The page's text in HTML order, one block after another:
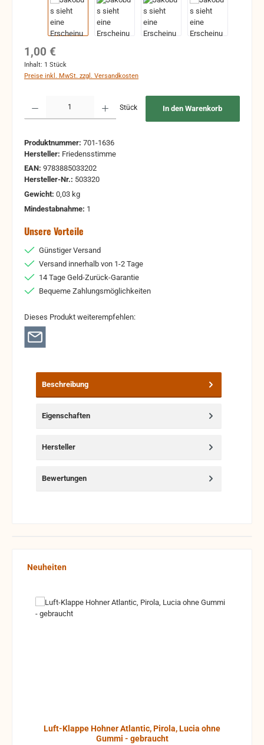
Regulärer Preis:
1,00 €
Inhalt: 1 Stück
Preise inkl. MwSt. zzgl. Versandkosten
Stück In den Warenkorb
Produktnummer: 701-1636
Hersteller: Friedensstimme
EAN: 9783885033202
Hersteller-Nr.: 503320
Gewicht: 0,03 kg
Mindestabnahme: 1
Unsere Vorteile
Günstiger Versand
Versand innerhalb von 1-2 Tage
14 Tage Geld-Zurück-Garantie
Bequeme Zahlungsmöglichkeiten
Dieses Produkt weiterempfehlen:
Beschreibung
Eigenschaften
Hersteller
Bewertungen
Produktgalerie überspringen
Neuheiten
Luft-Klappe Hohner Atlantic, Pirola, Lucia ohne
Gummi - gebraucht